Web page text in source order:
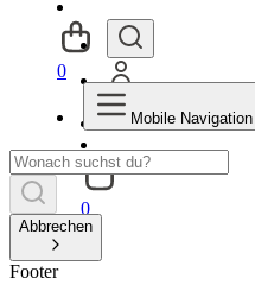
0
0
Mobile
Abbrechen
Footer